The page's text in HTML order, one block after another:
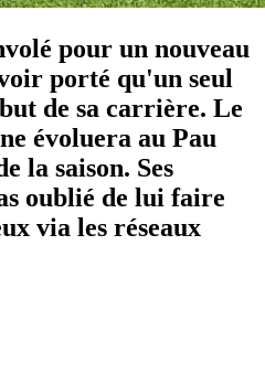
pour un nouveau
porté qu'un seul
de sa carrière. Le
évoluera au Pau
la saison. Ses
oublié de lui faire
via les réseaux